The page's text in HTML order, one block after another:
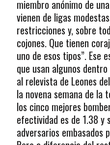
miembro anónimo de
vienen de ligas
restricciones y, sobre
cojones. Que tienen
uno de esos tipos”. Ese
que usan algunos
al relevista de Leones
la novena semana de la
los cinco mejores
efectividad es de 1.38 y
adversarios embasados